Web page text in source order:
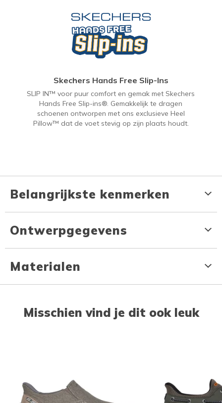
Skechers Hands Free Slip-Ins
SLIP IN™ voor puur comfort en gemak met Skechers
Hands Free Slip-ins®. Gemakkelijk te dragen
schoenen ontworpen met ons exclusieve Heel
Pillow™ dat de voet stevig op zijn plaats houdt.
Belangrijkste kenmerken
Ontwerpgegevens
Materialen
Misschien vind je dit ook leuk